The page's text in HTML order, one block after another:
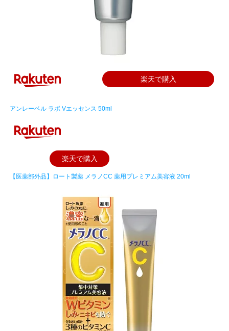
楽天で購入
アンレーベル ラボ Vエッセンス 50ml
楽天で購入
【医薬部外品】ロート製薬 メラノCC 薬用プレミアム美容液 20ml